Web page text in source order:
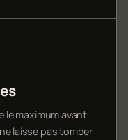
le maximum avant.
laisse pas tomber